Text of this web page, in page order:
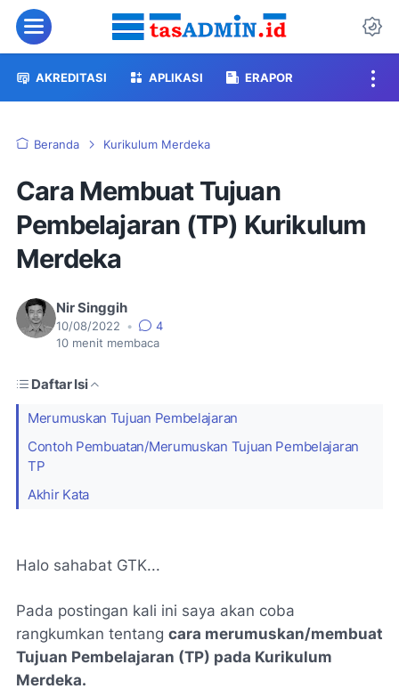
Menu
AKREDITASI APLIKASI ERAPOR
Beranda Kurikulum Merdeka
Cara Membuat Tujuan
Pembelajaran (TP) Kurikulum
Merdeka
Nir Singgih
10/08/2022 •
4
10 menit membaca
Daftar Isi
Merumuskan Tujuan Pembelajaran
Contoh Pembuatan/Merumuskan Tujuan Pembelajaran
TP
Akhir Kata
Halo sahabat GTK...
Pada postingan kali ini saya akan coba
rangkumkan tentang cara merumuskan/membuat
Tujuan Pembelajaran (TP) pada Kurikulum
Merdeka.